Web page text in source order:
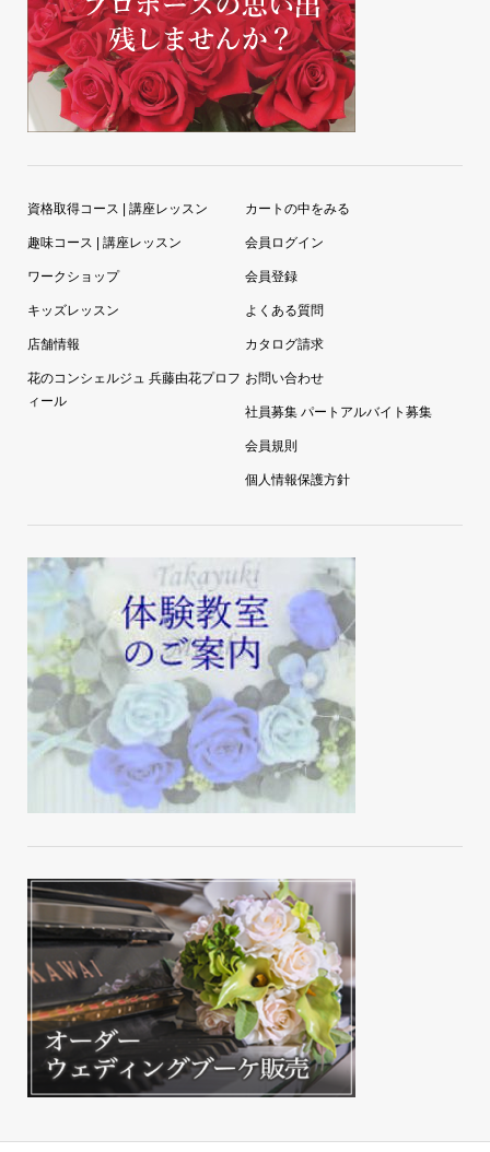
資格取得コース | 講座レッスン
趣味コース | 講座レッスン
ワークショップ
キッズレッスン
店舗情報
花のコンシェルジュ 兵藤由花プロフ
カートの中をみる
会員ログイン
よくある質問
カタログ請求
お問い合わせ
社員募集 パートアルバイト募集
会員規則